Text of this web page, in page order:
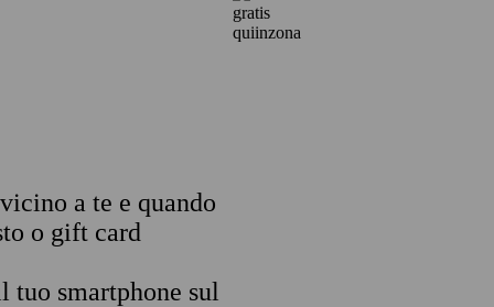
a te e quando
o gift card
tuo smartphone sul